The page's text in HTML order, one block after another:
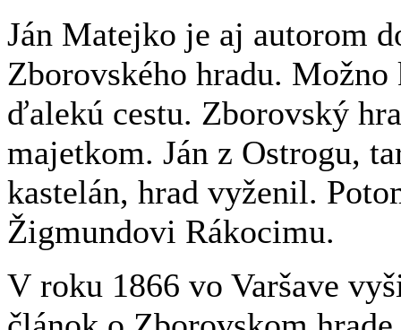
Ján Matejko je aj autorom
Zborovského hradu.
ďalekú cestu. Zborovský
majetkom. Ján z Ostrogu,
kastelán, hrad vyženil.
Žigmundovi Rákocimu.
V roku 1866 vo Varšave